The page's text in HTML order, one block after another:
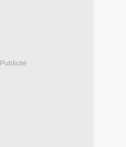
Publicité